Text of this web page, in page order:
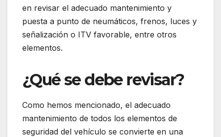
en revisar el adecuado mantenimiento y
puesta a punto de neumáticos, frenos, luces y
señalización o ITV favorable, entre otros
elementos.
¿Qué se debe revisar?
Como hemos mencionado, el adecuado
mantenimiento de todos los elementos de
seguridad del vehículo se convierte en una